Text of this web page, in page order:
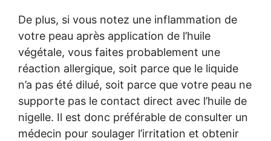
De plus, si vous notez une inflammation de
votre peau après application de l’huile
végétale, vous faites probablement une
réaction allergique, soit parce que le liquide
n’a pas été dilué, soit parce que votre peau ne
supporte pas le contact direct avec l’huile de
nigelle. Il est donc préférable de consulter un
médecin pour soulager l’irritation et obtenir